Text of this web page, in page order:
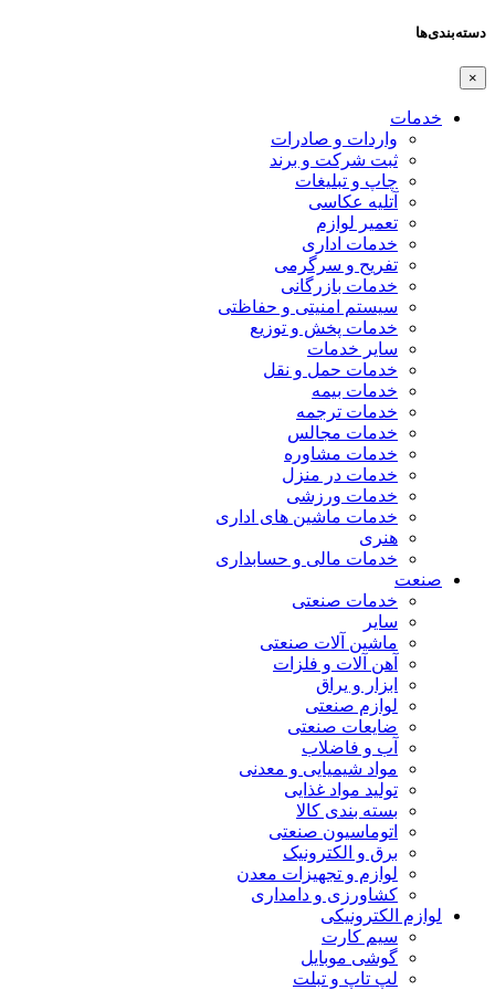
دسته‌بندی‌ها
×
خدمات
واردات و صادرات
ثبت شرکت و برند
چاپ و تبلیغات
آتلیه عکاسی
تعمیر لوازم
خدمات اداری
تفریح و سرگرمی
خدمات بازرگانی
سیستم امنیتی و حفاظتی
خدمات پخش و توزیع
سایر خدمات
خدمات حمل و نقل
خدمات بیمه
خدمات ترجمه
خدمات مجالس
خدمات مشاوره
خدمات در منزل
خدمات ورزشی
خدمات ماشین های اداری
هنری
خدمات مالی و حسابداری
صنعت
خدمات صنعتی
سایر
ماشین آلات صنعتی
آهن آلات و فلزات
ابزار و یراق
لوازم صنعتی
ضایعات صنعتی
آب و فاضلاب
مواد شیمیایی و معدنی
تولید مواد غذایی
بسته بندی کالا
اتوماسیون صنعتی
برق و الکترونیک
لوازم و تجهیزات معدن
کشاورزی و دامداری
لوازم الکترونیکی
سیم کارت
گوشی موبایل
لپ تاپ و تبلت